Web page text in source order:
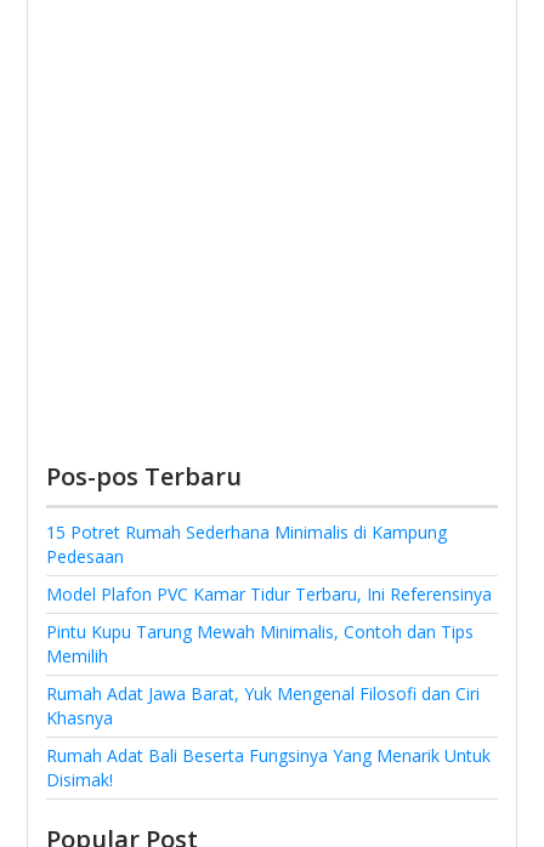
Pos-pos Terbaru
15 Potret Rumah Sederhana Minimalis di Kampung
Pedesaan
Model Plafon PVC Kamar Tidur Terbaru, Ini Referensinya
Pintu Kupu Tarung Mewah Minimalis, Contoh dan Tips
Memilih
Rumah Adat Jawa Barat, Yuk Mengenal Filosofi dan Ciri
Khasnya
Rumah Adat Bali Beserta Fungsinya Yang Menarik Untuk
Disimak!
Popular Post